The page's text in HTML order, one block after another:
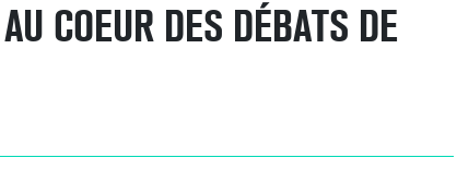
COEUR DES DÉBATS DE